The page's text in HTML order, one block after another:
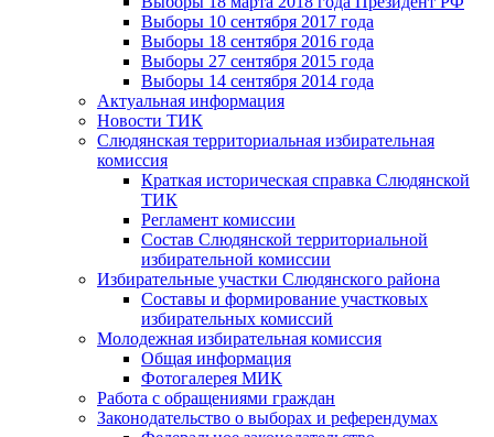
Выборы 10 сентября 2017 года
Выборы 18 сентября 2016 года
Выборы 27 сентября 2015 года
Выборы 14 сентября 2014 года
Актуальная информация
Новости ТИК
Слюдянская территориальная избирательная
комиссия
Краткая историческая справка Слюдянской
ТИК
Регламент комиссии
Состав Слюдянской территориальной
избирательной комиссии
Избирательные участки Слюдянского района
Составы и формирование участковых
избирательных комиссий
Молодежная избирательная комиссия
Общая информация
Фотогалерея МИК
Работа с обращениями граждан
Законодательство о выборах и референдумах